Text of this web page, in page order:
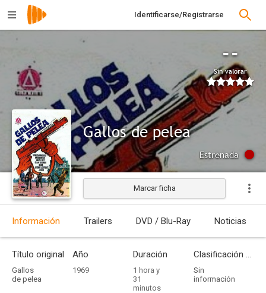
Identificarse/Registrarse
--
Sin valorar
Gallos de pelea
Estrenada
Marcar ficha
Información Trailers DVD / Blu-Ray Noticias
Título original
Gallos
de pelea
Año
1969
Duración
1 hora y
31
minutos
Clasificación por edades
Sin
información